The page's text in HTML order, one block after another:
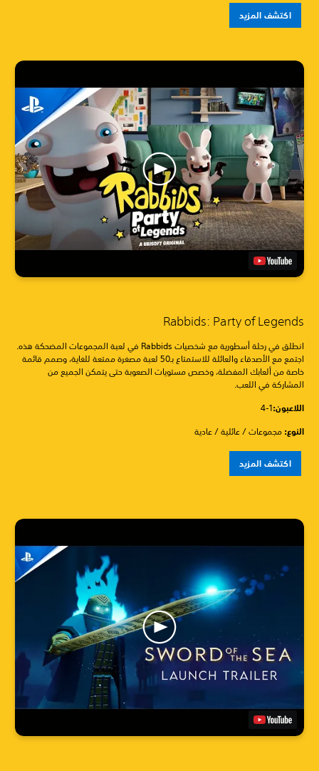
اكتشف المزيد
Rabbids: Party of Legends
انطلق في رحلة أسطورية مع شخصيات Rabbids في لعبة المجموعات المضحكة هذه.
اجتمع مع الأصدقاء والعائلة للاستمتاع بـ50 لعبة مصغرة ممتعة للغاية، وصمم قائمة
خاصة من ألعابك المفضلة، وخصص مستويات الصعوبة حتى يتمكن الجميع من
المشاركة في اللعب.
اللاعبون:1-4
النوع:مجموعات / عائلية / عادية
اكتشف المزيد